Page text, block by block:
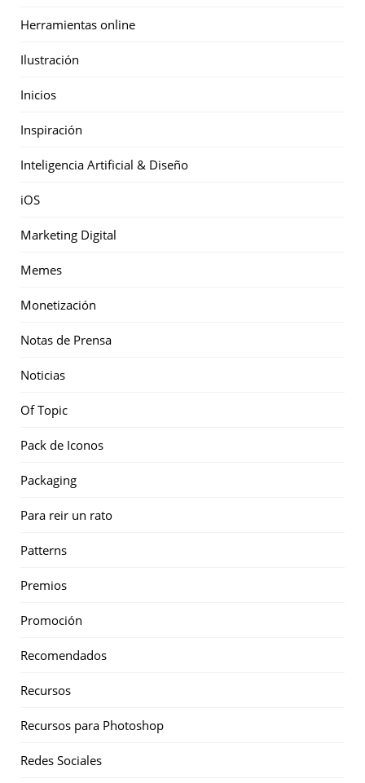
Herramientas online
Ilustración
Inicios
Inspiración
Inteligencia Artificial & Diseño
iOS
Marketing Digital
Memes
Monetización
Notas de Prensa
Noticias
Of Topic
Pack de Iconos
Packaging
Para reir un rato
Patterns
Premios
Promoción
Recomendados
Recursos
Recursos para Photoshop
Redes Sociales